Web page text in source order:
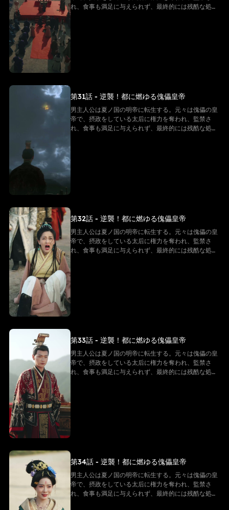
れ、食事も満足に与えられず、最終的には残酷な処刑
を受け、命を落とす。しかし、転生後の男主は同じ悲
る。そして、次々に迫る危機を解決していく
第31話 - 逆襲！都に燃ゆる傀儡皇帝
男主人公は夏ノ国の明帝に転生する。元々は傀儡の皇
帝で、摂政をしている太后に権力を奪われ、監禁さ
れ、食事も満足に与えられず、最終的には残酷な処刑
劇を繰り返すことを拒み、強い意志で反逆的な太后た
な力を手に入れ、冷徹な決断を下し、太后の勢力を一
つずつ排除しながら自らを強化し、皇后の愛を勝ち取
第32話 - 逆襲！都に燃ゆる傀儡皇帝
男主人公は夏ノ国の明帝に転生する。元々は傀儡の皇
帝で、摂政をしている太后に権力を奪われ、監禁さ
れ、食事も満足に与えられず、最終的には残酷な処刑
劇を繰り返すことを拒み、強い意志で反逆的な太后た
ちと戦い始める。そして「帝王システム」という特別
な力を手に入れ、冷徹な決断を下し、太后の勢力を一
つずつ排除しながら自らを強化し、皇后の愛を勝ち取
る。そして、次々に迫る危機を解決していく
第33話 - 逆襲！都に燃ゆる傀儡皇帝
男主人公は夏ノ国の明帝に転生する。元々は傀儡の皇
帝で、摂政をしている太后に権力を奪われ、監禁さ
れ、食事も満足に与えられず、最終的には残酷な処刑
な力を手に入れ、冷徹な決断を下し、太后の勢力を一
つずつ排除しながら自らを強化し、皇后の愛を勝ち取
る。そして、次々に迫る危機を解決していく
第34話 - 逆襲！都に燃ゆる傀儡皇帝
男主人公は夏ノ国の明帝に転生する。元々は傀儡の皇
帝で、摂政をしている太后に権力を奪われ、監禁さ
れ、食事も満足に与えられず、最終的には残酷な処刑